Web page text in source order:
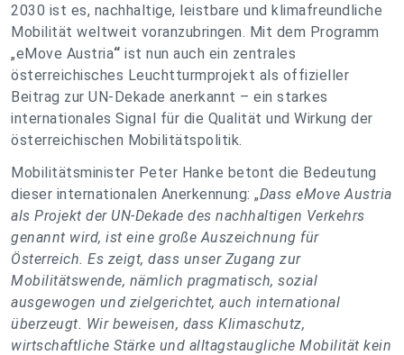
2030 ist es, nachhaltige, leistbare und klimafreundliche
Mobilität weltweit voranzubringen. Mit dem Programm
„eMove Austria“ ist nun auch ein zentrales
österreichisches Leuchtturmprojekt als offizieller
Beitrag zur UN-Dekade anerkannt – ein starkes
internationales Signal für die Qualität und Wirkung der
österreichischen Mobilitätspolitik.
Mobilitätsminister Peter Hanke betont die Bedeutung
dieser internationalen Anerkennung: „Dass eMove Austria
als Projekt der UN-Dekade des nachhaltigen Verkehrs
genannt wird, ist eine große Auszeichnung für
Österreich. Es zeigt, dass unser Zugang zur
Mobilitätswende, nämlich pragmatisch, sozial
ausgewogen und zielgerichtet, auch international
überzeugt. Wir beweisen, dass Klimaschutz,
wirtschaftliche Stärke und alltagstaugliche Mobilität kein